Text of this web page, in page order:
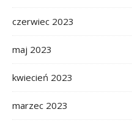
czerwiec 2023
maj 2023
kwiecień 2023
marzec 2023